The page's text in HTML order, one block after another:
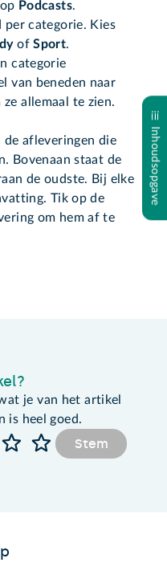
Podcasts.
per categorie. Kies
ofSport.
categorie
van beneden naar
allemaal te zien.
afleveringen die
Bovenaan staat de
de oudste. Bij elke
Tik op de
om hem af te
Inhoudsopgave
je van het artikel
is heel goed.
Stem